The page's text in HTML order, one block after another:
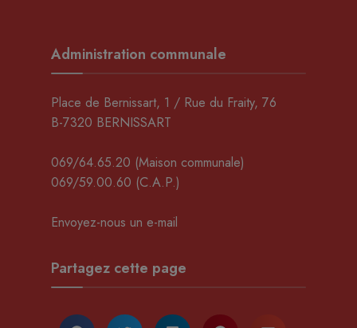
Administration communale
Place de Bernissart, 1 / Rue du Fraity, 76
B-7320 BERNISSART
069/64.65.20 (Maison communale)
069/59.00.60 (C.A.P.)
Envoyez-nous un e-mail
Partagez cette page